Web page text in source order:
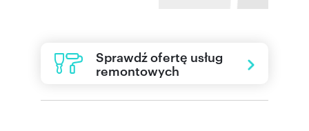
Sprawdź ofertę usług
remontowych